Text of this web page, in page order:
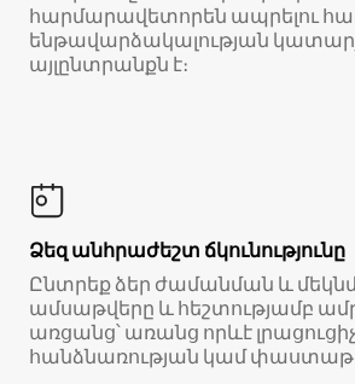
հարմարավետորեն ապրելու
ենթավարձակալության
այլընտրանքն է։
Ձեզ անհրաժեշտ ճկունությունը
Ընտրեք ձեր ժամանման և
ամսաթվերը և հեշտությամբ
առցանց՝ առանց որևէ լրացուցիչ
հանձնառության կամ